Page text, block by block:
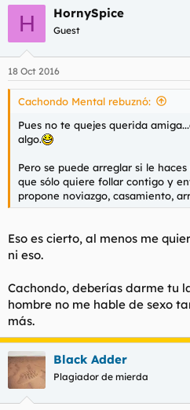
H HornySpice
Guest
18 Oct 2016
Cachondo Mental rebuznó:
Pues no te quejes querida
algo.
Pero se puede arreglar si le
que sólo quiere follar contigo y
propone noviazgo, casamiento,
Eso es cierto, al menos me
ni eso.
Cachondo, deberías darme tu
hombre no me hable de sexo
más.
Black Adder
Plagiador de mierda